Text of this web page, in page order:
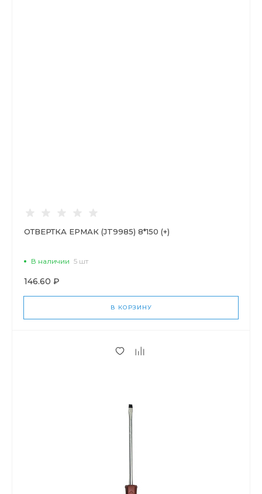
ОТВЕРТКА ЕРМАК (JT9985) 8*150 (+)
В наличии 5 шт
146.60 ₽
В КОРЗИНУ